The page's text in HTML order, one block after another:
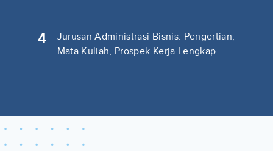
4
Jurusan Administrasi Bisnis: Pengertian,
Mata Kuliah, Prospek Kerja Lengkap